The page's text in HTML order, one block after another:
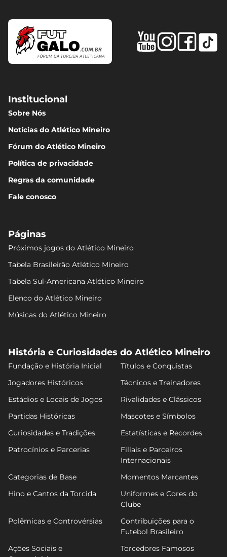
Institucional
Sobre Nós
Notícias do Atlético Mineiro
Fórum do Atlético Mineiro
Política de privacidade
Regras da comunidade
Fale conosco
Páginas
Próximos jogos do Atlético Mineiro
Tabela Brasileirão Atlético Mineiro
Tabela Sul-Americana Atlético Mineiro
Elenco do Atlético Mineiro
Músicas do Atlético Mineiro
História e Curiosidades do Atlético Mineiro
Fundação e História Inicial
Títulos e Conquistas
Jogadores Históricos
Técnicos e Treinadores
Estádios e Locais de Jogos
Rivalidades e Clássicos
Partidas Históricas
Mascotes e Símbolos
Curiosidades e Tradições
Estatísticas e Recordes
Patrocínios e Parcerias
Filiais e Parceiros
Internacionais
Categorias de Base
Momentos Marcantes
Hino e Cantos da Torcida
Uniformes e Cores do
Clube
Polêmicas e Controvérsias
Contribuições para o
Futebol Brasileiro
Ações Sociais e
Torcedores Famosos